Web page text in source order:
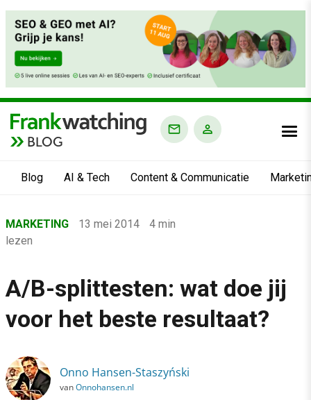
BLOG
Blog AI & Tech Content & Communicatie
›
Marketing
›
MARKETING 13 mei 2014
4 min
lezen
A/B-splittesten: wat doe jij
voor het beste resultaat?
Onno Hansen-Staszyński
vanOnnohansen.nl